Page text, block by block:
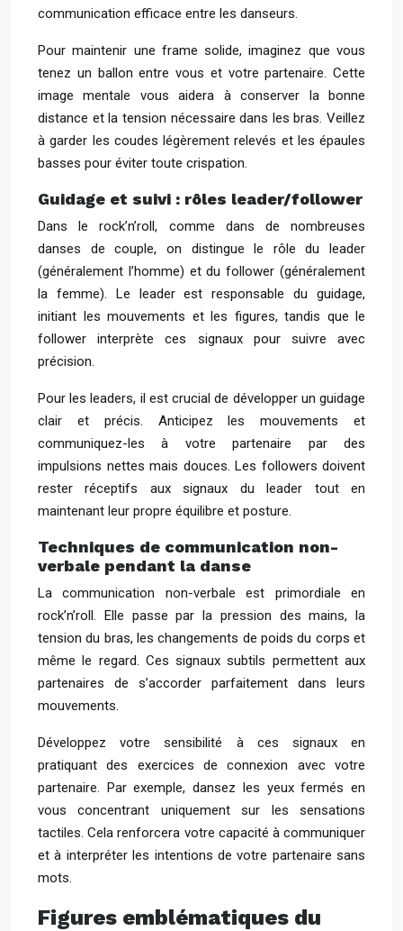
communication efficace entre les danseurs.
Pour maintenir une frame solide, imaginez que vous
tenez un ballon entre vous et votre partenaire. Cette
image mentale vous aidera à conserver la bonne
distance et la tension nécessaire dans les bras. Veillez
à garder les coudes légèrement relevés et les épaules
basses pour éviter toute crispation.
Guidage et suivi : rôles leader/follower
Dans le rock’n’roll, comme dans de nombreuses
danses de couple, on distingue le rôle du leader
(généralement l’homme) et du follower (généralement
la femme). Le leader est responsable du guidage,
initiant les mouvements et les figures, tandis que le
follower interprète ces signaux pour suivre avec
précision.
Pour les leaders, il est crucial de développer un guidage
clair et précis. Anticipez les mouvements et
communiquez-les à votre partenaire par des
impulsions nettes mais douces. Les followers doivent
rester réceptifs aux signaux du leader tout en
maintenant leur propre équilibre et posture.
Techniques de communication non-
verbale pendant la danse
La communication non-verbale est primordiale en
rock’n’roll. Elle passe par la pression des mains, la
tension du bras, les changements de poids du corps et
même le regard. Ces signaux subtils permettent aux
partenaires de s’accorder parfaitement dans leurs
mouvements.
Développez votre sensibilité à ces signaux en
pratiquant des exercices de connexion avec votre
partenaire. Par exemple, dansez les yeux fermés en
vous concentrant uniquement sur les sensations
tactiles. Cela renforcera votre capacité à communiquer
et à interpréter les intentions de votre partenaire sans
mots.
Figures emblématiques du